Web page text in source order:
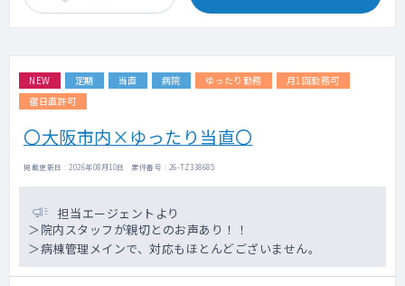
NEW 定期 当直 病院 ゆったり勤務
月1回勤務可
宿日直許可
〇大阪市内×ゆったり当直〇
掲載更新日 : 2026年08月10日 案件番号 : 26-TZ338685
担当エージェントより
＞院内スタッフが親切とのお声あり！！
＞病棟管理メインで、対応もほとんどございません。